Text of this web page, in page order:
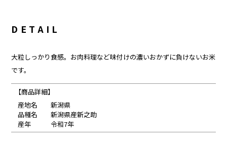
DETAIL
大粒しっかり食感。お肉料理など味付けの濃いおかずに負けないお米
です。
【商品詳細】
産地名 新潟県
品種名 新潟県産新之助
産年 令和7年